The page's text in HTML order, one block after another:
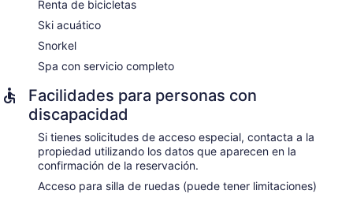
Renta de bicicletas
Ski acuático
Snorkel
Spa con servicio completo
Facilidades para personas con
discapacidad
Si tienes solicitudes de acceso especial, contacta a la
propiedad utilizando los datos que aparecen en la
confirmación de la reservación.
Acceso para silla de ruedas (puede tener limitaciones)